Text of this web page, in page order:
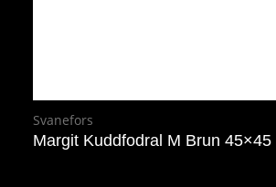
Svanefors
Margit Kuddfodral M Brun 45×45